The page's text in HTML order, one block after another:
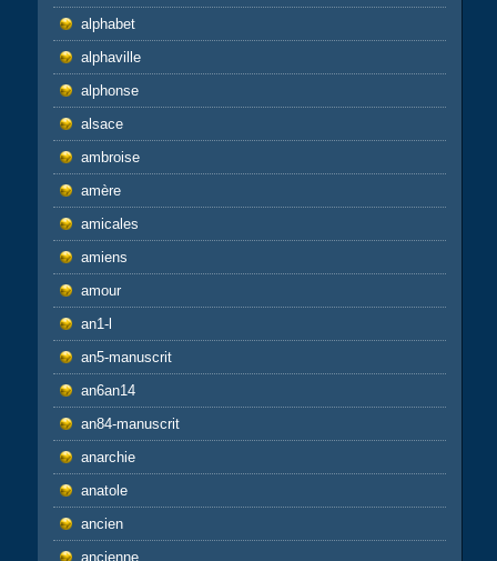
alphabet
alphaville
alphonse
alsace
ambroise
amère
amicales
amiens
amour
an1-l
an5-manuscrit
an6an14
an84-manuscrit
anarchie
anatole
ancien
ancienne